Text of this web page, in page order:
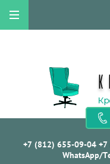
+7 (812) 655-09-04
WhatsApp/